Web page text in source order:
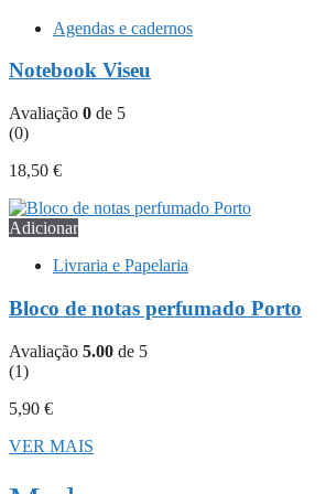
Agendas e cadernos
Notebook Viseu
Avaliação 0 de 5
(0)
18,50 €
Adicionar
Livraria e Papelaria
Bloco de notas perfumado Porto
Avaliação 5.00 de 5
(1)
5,90 €
VER MAIS